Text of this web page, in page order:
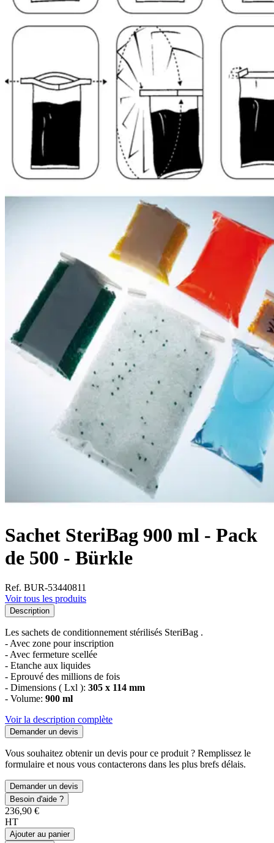
Sachet SteriBag 900 ml - Pack
de 500 - Bürkle
Ref. BUR-53440811
Voir tous les produits
Description
Les sachets de conditionnement stérilisés SteriBag .
- Avec zone pour inscription
- Avec fermeture scellée
- Etanche aux liquides
- Eprouvé des millions de fois
- Dimensions ( Lxl ): 305 x 114 mm
- Volume: 900 ml
Voir la description complète
Demander un devis
Vous souhaitez obtenir un devis pour ce produit ? Remplissez le
formulaire et nous vous contacterons dans les plus brefs délais.
Demander un devis
Besoin d'aide ?
236,90 €
HT
Ajouter au panier